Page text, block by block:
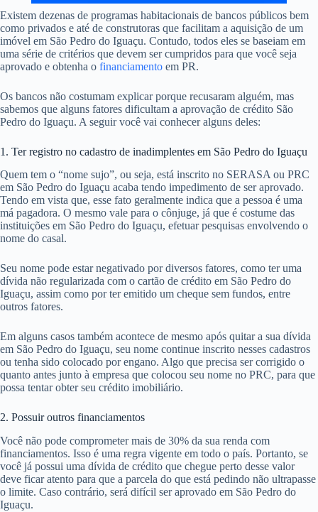
Existem dezenas de programas habitacionais de bancos públicos bem
como privados e até de construtoras que facilitam a aquisição de um
imóvel em São Pedro do Iguaçu. Contudo, todos eles se baseiam em
uma série de critérios que devem ser cumpridos para que você seja
aprovado e obtenha o financiamento em PR.
Os bancos não costumam explicar porque recusaram alguém, mas
sabemos que alguns fatores dificultam a aprovação de crédito São
Pedro do Iguaçu. A seguir você vai conhecer alguns deles:
1. Ter registro no cadastro de inadimplentes em São Pedro do Iguaçu
Quem tem o “nome sujo”, ou seja, está inscrito no SERASA ou PRC
em São Pedro do Iguaçu acaba tendo impedimento de ser aprovado.
Tendo em vista que, esse fato geralmente indica que a pessoa é uma
má pagadora. O mesmo vale para o cônjuge, já que é costume das
instituições em São Pedro do Iguaçu, efetuar pesquisas envolvendo o
nome do casal.
Seu nome pode estar negativado por diversos fatores, como ter uma
dívida não regularizada com o cartão de crédito em São Pedro do
Iguaçu, assim como por ter emitido um cheque sem fundos, entre
outros fatores.
Em alguns casos também acontece de mesmo após quitar a sua dívida
em São Pedro do Iguaçu, seu nome continue inscrito nesses cadastros
ou tenha sido colocado por engano. Algo que precisa ser corrigido o
quanto antes junto à empresa que colocou seu nome no PRC, para que
possa tentar obter seu crédito imobiliário.
2. Possuir outros financiamentos
Você não pode comprometer mais de 30% da sua renda com
financiamentos. Isso é uma regra vigente em todo o país. Portanto, se
você já possui uma dívida de crédito que chegue perto desse valor
deve ficar atento para que a parcela do que está pedindo não ultrapasse
o limite. Caso contrário, será difícil ser aprovado em São Pedro do
Iguaçu.